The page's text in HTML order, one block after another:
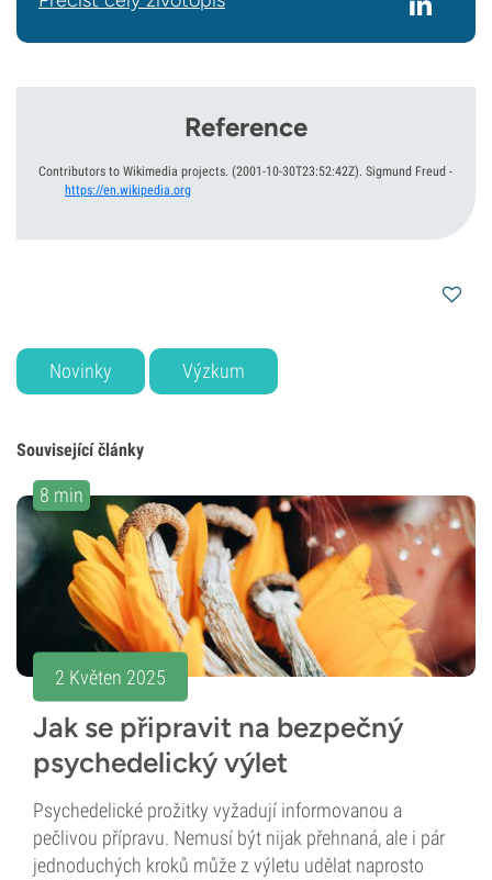
Reference
Contributors to Wikimedia projects. (2001-10-30T23:52:42Z). Sigmund Freud -
https://en.wikipedia.org
Novinky Výzkum
Související články
8 min
2 Květen 2025
Jak se připravit na bezpečný
psychedelický výlet
Psychedelické prožitky vyžadují informovanou a
pečlivou přípravu. Nemusí být nijak přehnaná, ale i pár
jednoduchých kroků může z výletu udělat naprosto